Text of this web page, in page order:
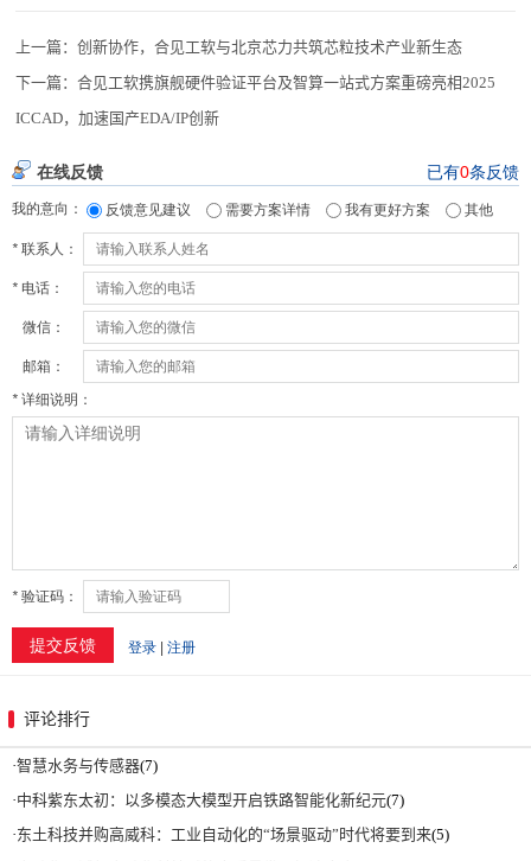
上一篇：创新协作，合见工软与北京芯力共筑芯粒技术产业新生态
下一篇：合见工软携旗舰硬件验证平台及智算一站式方案重磅亮相2025
ICCAD，加速国产EDA/IP创新
评论排行
·智慧水务与传感器(7)
·中科紫东太初：以多模态大模型开启铁路智能化新纪元(7)
·东土科技并购高威科：工业自动化的“场景驱动”时代将要到来(5)